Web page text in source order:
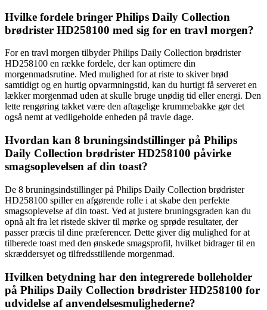
Hvilke fordele bringer Philips Daily Collection
brødrister HD258100 med sig for en travl morgen?
For en travl morgen tilbyder Philips Daily Collection brødrister
HD258100 en række fordele, der kan optimere din
morgenmadsrutine. Med mulighed for at riste to skiver brød
samtidigt og en hurtig opvarmningstid, kan du hurtigt få serveret en
lækker morgenmad uden at skulle bruge unødig tid eller energi. Den
lette rengøring takket være den aftagelige krummebakke gør det
også nemt at vedligeholde enheden på travle dage.
Hvordan kan 8 bruningsindstillinger på Philips
Daily Collection brødrister HD258100 påvirke
smagsoplevelsen af din toast?
De 8 bruningsindstillinger på Philips Daily Collection brødrister
HD258100 spiller en afgørende rolle i at skabe den perfekte
smagsoplevelse af din toast. Ved at justere bruningsgraden kan du
opnå alt fra let ristede skiver til mørke og sprøde resultater, der
passer præcis til dine præferencer. Dette giver dig mulighed for at
tilberede toast med den ønskede smagsprofil, hvilket bidrager til en
skræddersyet og tilfredsstillende morgenmad.
Hvilken betydning har den integrerede bolleholder
på Philips Daily Collection brødrister HD258100 for
udvidelse af anvendelsesmulighederne?